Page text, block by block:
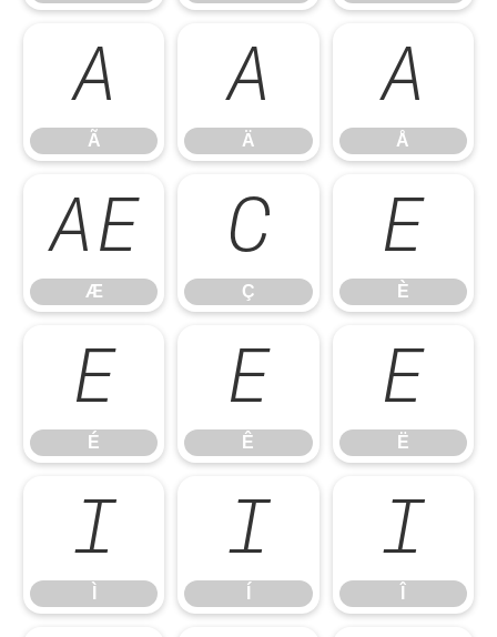
Ã
Ã
Ä
Ä
Å
Å
Æ
Æ
Ç
Ç
È
È
É
É
Ê
Ê
Ë
Ë
Ì Í Î